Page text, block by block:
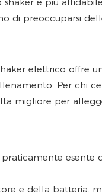
di preoccuparsi
elettrico offre
Per chi
migliore per
esente
e della batteria,